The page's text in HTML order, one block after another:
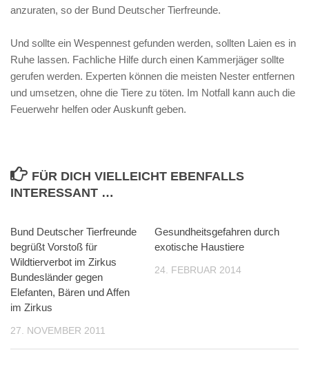
anzuraten, so der Bund Deutscher Tierfreunde.
Und sollte ein Wespennest gefunden werden, sollten Laien es in
Ruhe lassen. Fachliche Hilfe durch einen Kammerjäger sollte
gerufen werden. Experten können die meisten Nester entfernen
und umsetzen, ohne die Tiere zu töten. Im Notfall kann auch die
Feuerwehr helfen oder Auskunft geben.
FÜR DICH VIELLEICHT EBENFALLS
INTERESSANT …
Bund Deutscher Tierfreunde
begrüßt Vorstoß für
Wildtierverbot im Zirkus
Bundesländer gegen
Elefanten, Bären und Affen
im Zirkus
27. NOVEMBER 2011
Gesundheitsgefahren durch
exotische Haustiere
24. FEBRUAR 2014